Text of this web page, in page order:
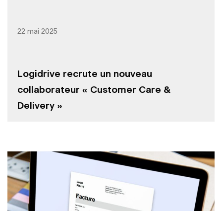
Logidrive recrute un nouveau
collaborateur « Customer Care &
Delivery »
22 mai 2025